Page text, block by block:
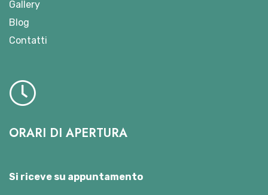
Gallery
Blog
Contatti
ORARI DI APERTURA
Si riceve su appuntamento